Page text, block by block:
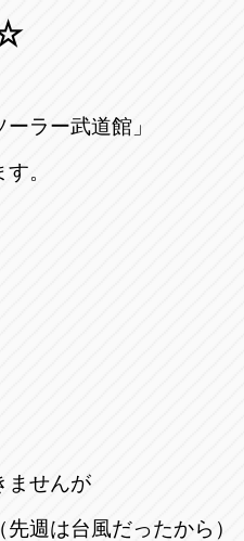
田谷店
谷区若林5-1-10
ラー武道館」
。
ませんが
週は台風だったから）